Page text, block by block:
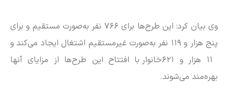
وی بیان کرد: این طرح‌ها برای ۷۶۶ نفر به‌صورت مستقیم و برای
پنج هزار و ۱۱۹ نفر به‌صورت غیرمستقیم اشتغال ایجاد می‌کند و
۱۱ هزار و ۶۲۱خانوار با افتتاح این طرح‌ها از مزایای آنها
بهره‌مند می‌شوند.